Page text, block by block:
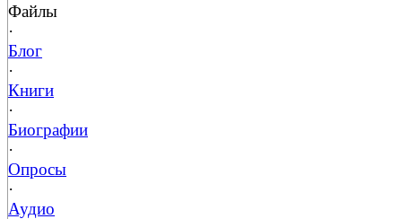
Файлы
·
Блог
·
Книги
·
Биографии
·
Опросы
·
Аудио